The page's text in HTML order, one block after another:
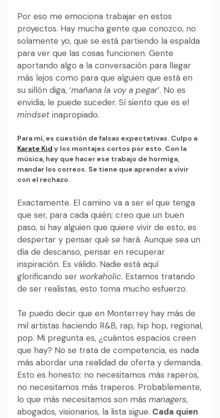
Por eso me emociona trabajar en estos
proyectos. Hay mucha gente que conozco, no
solamente yo, que se está partiendo la espalda
para ver que las cosas funcionen. Gente
aportando algo a la conversación para llegar
más lejos como para que alguien que está en
su sillón diga, ‘mañana la voy a pegar’. No es
envidia, le puede suceder. Sí siento que es el
mindset inapropiado.
Para mí, es cuestión de falsas expectativas. Culpo a
Karate Kid y los montajes cortos por esto. Con la
música, hay que hacer ese trabajo de hormiga,
mandar los correos. Se tiene que aprender a vivir
con el rechazo.
Exactamente. El camino va a ser el que tenga
que ser, para cada quién; creo que un buen
paso, si hay alguien que quiere vivir de esto, es
despertar y pensar qué se hará. Aunque sea un
día de descanso, pensar en recuperar
inspiración. Es válido. Nadie está aquí
glorificando ser workaholic. Estamos tratando
de ser realistas, esto toma mucho esfuerzo.
Te puedo decir que en Monterrey hay más de
mil artistas haciendo R&B, rap, hip hop, regional,
pop. Mi pregunta es, ¿cuántos espacios creen
que hay? No se trata de competencia, es nada
más abordar una realidad de oferta y demanda.
Esto es honesto: no necesitamos más raperos,
no necesitamos más traperos. Probablemente,
lo que más necesitamos son más managers,
abogados, visionarios, la lista sigue. Cada quien